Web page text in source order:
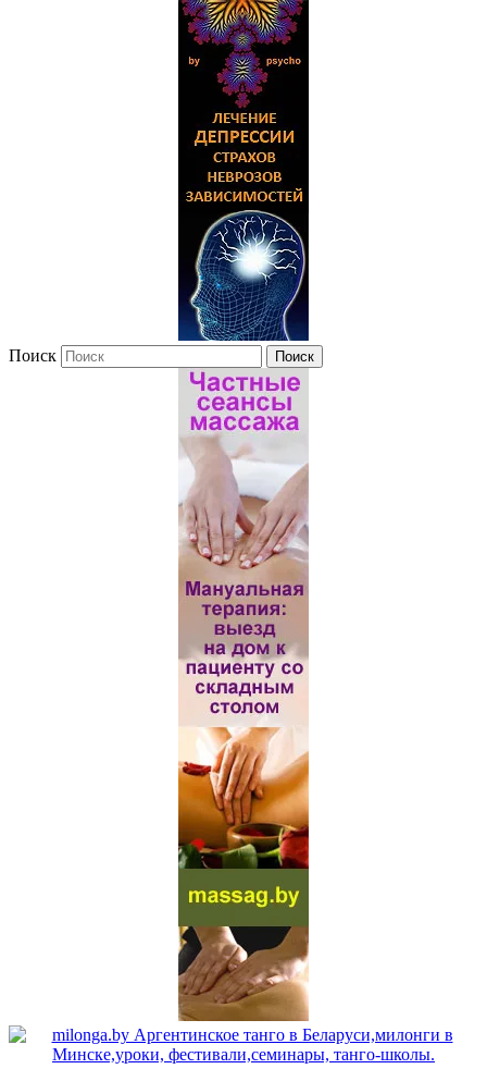
Поиск